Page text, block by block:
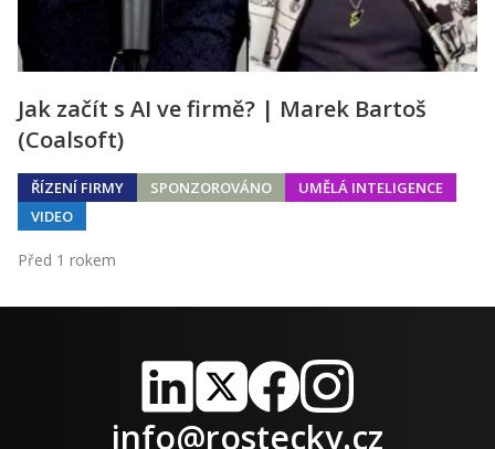
Jak začít s AI ve firmě? | Marek Bartoš
(Coalsoft)
ŘÍZENÍ FIRMY SPONZOROVÁNO
UMĚLÁ INTELIGENCE
VIDEO
Před 1 rokem
LinkedIn
X FacebookInstagram
info@rostecky.cz